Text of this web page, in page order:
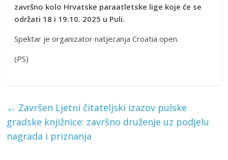
završno kolo Hrvatske paraatletske lige koje će se
održati 18 i 19.10. 2025 u Puli.
Spektar je organizator natjecanja Croatia open.
(PS)
← Završen Ljetni čitateljski izazov pulske
gradske knjižnice: završno druženje uz podjelu
nagrada i priznanja